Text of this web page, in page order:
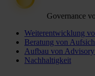
Governance
Weiterentwicklung
Beratung von
Aufbau von
Nachhaltigkeit